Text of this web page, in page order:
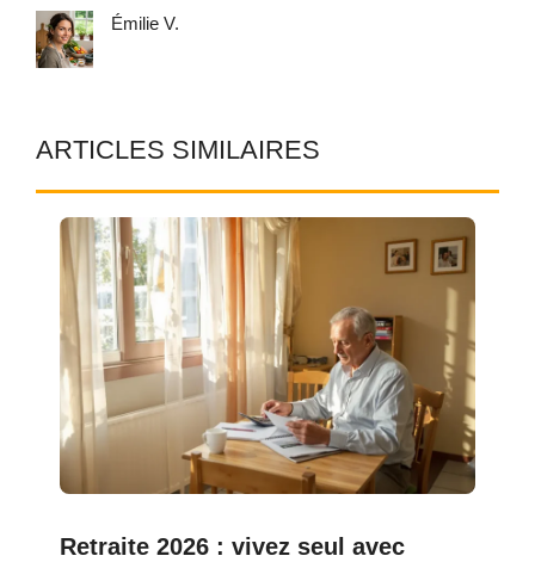
Émilie V.
ARTICLES SIMILAIRES
Retraite 2026 : vivez seul avec